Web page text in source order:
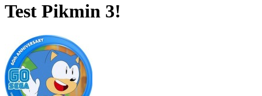
Test Pikmin 3!